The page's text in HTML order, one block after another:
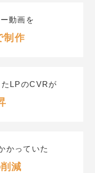
動画を
制作
LPのCVRが
かっていた
減